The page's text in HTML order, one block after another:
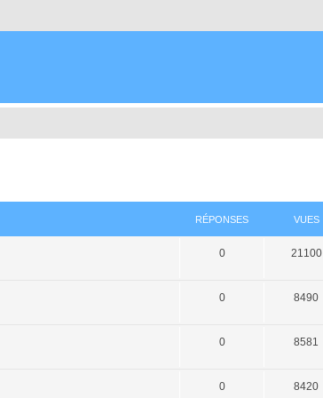
RÉPONSES VUES
0 21100
0 8490
0 8581
0 8420